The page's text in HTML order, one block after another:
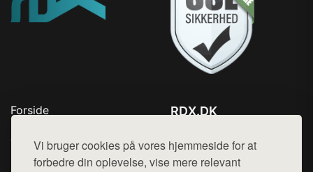
Vi bruger cookies på vores hjemmeside for at
forbedre din oplevelse, vise mere relevant
Forside
Top Rabatter
Blog
RDX.DK
Mail: hej@want.dk